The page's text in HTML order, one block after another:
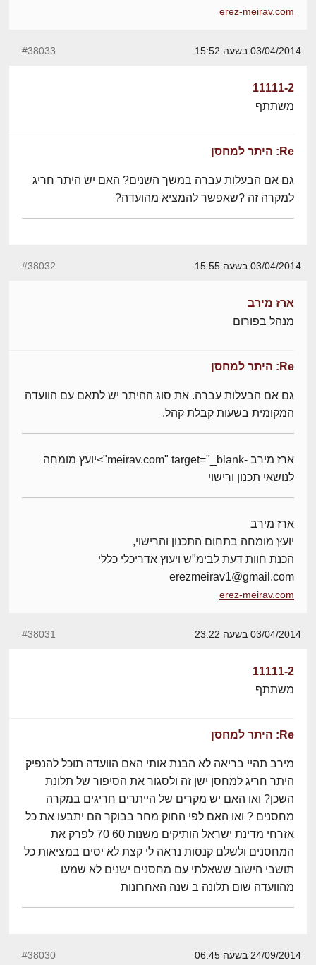
erez-meirav.com
03/04/2014 בשעה 15:52 #38033
11111-2
משתתף
Re: היתר למחסן
גם אם הבעלות עברה במשך השנים? האם יש היתר חריג
למקרה זה ?שאפשר להמציא מהועדה?
03/04/2014 בשעה 15:55 #38032
ארז מירב
מנהל בפורום
Re: היתר למחסן
גם אם הבעלות עברה. את סוג ההיתר יש לתאם עם הוועדה
המקומית בשעות קבלת קהל.
ארז מירב -meirav.com" target="_blank">יועץ מומחה
לנושאי תכנון ורישוי
ארז מירב
יועץ מומחה בתחום התכנון והרישוי,
הכנת חוות דעת לבימ"ש ויעוץ אדריכלי כללי
erezmeirav1@gmail.com
erez-meirav.com
03/04/2014 בשעה 23:22 #38031
11111-2
משתתף
Re: היתר למחסן
מירב תהיי בריאה לא הבנת אותי האם הוועדה תוכל להנפיק
היתר חריג למחסן ישן זה ולסגור את הסיפור של תלונת
השכן? ואו האם יש מקרים של הייתרים חריגים במקרה
מחסנים ? ואו האם לפי החוק מחר בבוקר הם יתבעו את כל
אזרחי מדינת ישראל הותיקים משנות 60 70 לפרק את
המחסנים ולשלם קנסות נראה לי קצת לא יסים במציאות כל
תושבי הישוב ששאלתי עם מחסנים ישנים לא שמעו
מהוועדה שום תלונה ב שנה האחרונות
24/09/2014 בשעה 06:45 #38030